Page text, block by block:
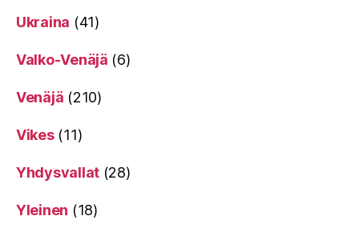
Ukraina (41)
Valko-Venäjä (6)
Venäjä (210)
Vikes(11)
Yhdysvallat (28)
Yleinen (18)